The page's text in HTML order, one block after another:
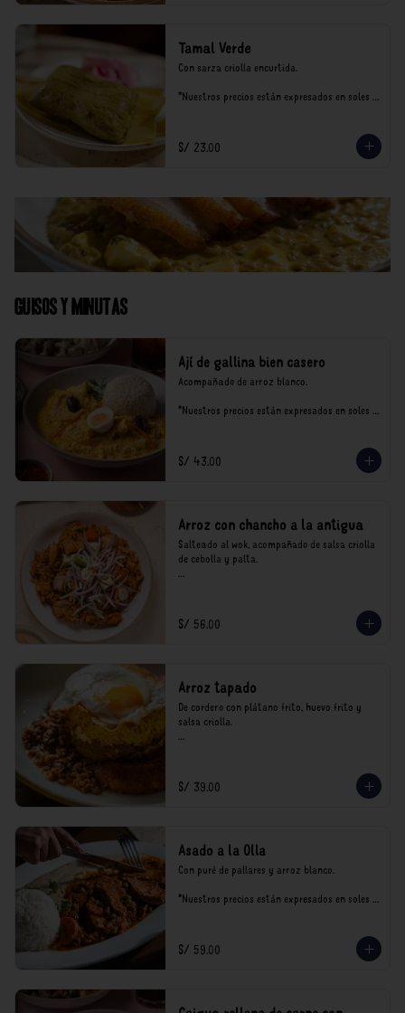
Tamal Verde
Con sarza criolla encurtida.
*Nuestros precios están expresados en soles e
S/ 23.00
Guisos y Minutas
Ají de gallina bien casero
Acompañado de arroz blanco.
*Nuestros precios están expresados en soles e
S/ 43.00
Arroz con chancho a la antigua
Salteado al wok, acompañado de salsa criolla
de cebolla y palta.
consumo.
S/ 56.00
Arroz tapado
De cordero con plátano frito, huevo frito y
salsa criolla.
consumo.
S/ 39.00
Asado a la Olla
Con puré de pallares y arroz blanco.
*Nuestros precios están expresados en soles e
S/ 59.00